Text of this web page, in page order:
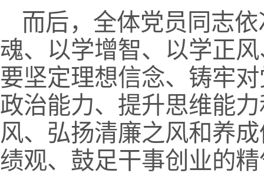
而后，全体党员同志
魂、以学增智、以学正
要坚定理想信念、铸牢
政治能力、提升思维能
风、弘扬清廉之风和养
绩观、鼓足干事创业的